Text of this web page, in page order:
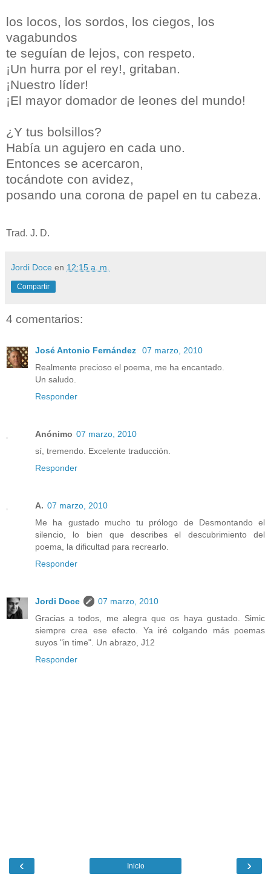
los locos, los sordos, los ciegos, los
vagabundos
te seguían de lejos, con respeto.
¡Un hurra por el rey!, gritaban.
¡Nuestro líder!
¡El mayor domador de leones del mundo!
¿Y tus bolsillos?
Había un agujero en cada uno.
Entonces se acercaron,
tocándote con avidez,
posando una corona de papel en tu cabeza.
Trad. J. D.
Jordi Doce en 12:15 a. m.
Compartir
4 comentarios:
José Antonio Fernández
07 marzo, 2010
Realmente precioso el poema, me ha encantado.
Un saludo.
Responder
Anónimo 07 marzo, 2010
sí, tremendo. Excelente traducción.
Responder
A. 07 marzo, 2010
Me ha gustado mucho tu prólogo de Desmontando el
silencio, lo bien que describes el descubrimiento del
poema, la dificultad para recrearlo.
Responder
Jordi Doce
07 marzo, 2010
Gracias a todos, me alegra que os haya gustado. Simic
siempre crea ese efecto. Ya iré colgando más poemas
suyos "in time". Un abrazo, J12
Responder
‹ ›
Inicio